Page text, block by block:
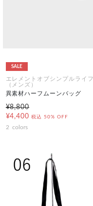
SALE
エレメントオブシンプルライフ
（メンズ）
異素材ハーフムーンバッグ
¥8,800
¥4,400 税込 50% OFF
2 colors